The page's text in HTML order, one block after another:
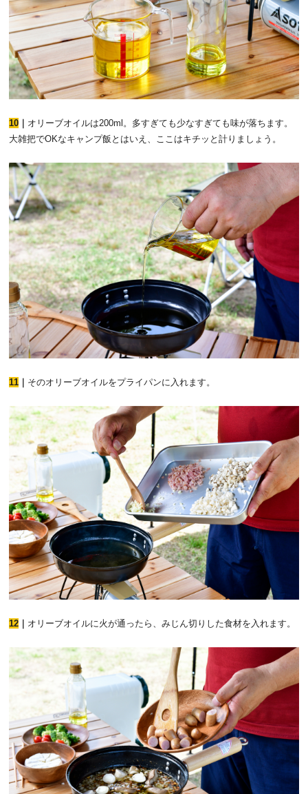
10
オリーブオイルは200ml。多すぎても少なすぎても味が落ちます。
大雑把でOKなキャンプ飯とはいえ、ここはキチッと計りましょう。
11 そのオリーブオイルをプライパンに入れます。
12 ｜ オリーブオイルに火が通ったら、みじん切りした食材を入れます。